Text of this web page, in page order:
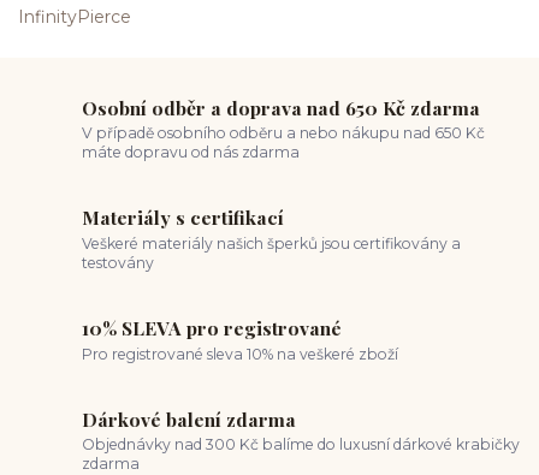
Osobní odběr a doprava nad 650 Kč zdarma
V případě osobního odběru a nebo nákupu nad 650 Kč
máte dopravu od nás zdarma
Materiály s certifikací
Veškeré materiály našich šperků jsou certifikovány a
testovány
10% SLEVA pro registrované
Pro registrované sleva 10% na veškeré zboží
Dárkové balení zdarma
Objednávky nad 300 Kč balíme do luxusní dárkové krabičky
zdarma